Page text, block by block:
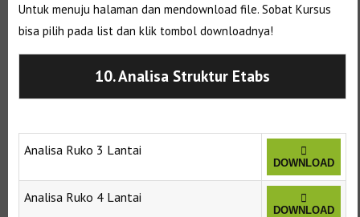
Untuk menuju halaman dan mendownload file. Sobat Kursus
bisa pilih pada list dan klik tombol downloadnya!
10. Analisa Struktur Etabs
Analisa Ruko 3 Lantai
DOWNLOAD
Analisa Ruko 4 Lantai
DOWNLOAD